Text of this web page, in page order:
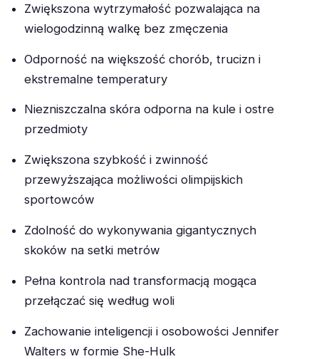
Zwiększona wytrzymałość pozwalająca na
wielogodzinną walkę bez zmęczenia
Odporność na większość chorób, trucizn i
ekstremalne temperatury
Niezniszczalna skóra odporna na kule i ostre
przedmioty
Zwiększona szybkość i zwinność
przewyższająca możliwości olimpijskich
sportowców
Zdolność do wykonywania gigantycznych
skoków na setki metrów
Pełna kontrola nad transformacją mogąca
przełączać się według woli
Zachowanie inteligencji i osobowości Jennifer
Walters w formie She-Hulk